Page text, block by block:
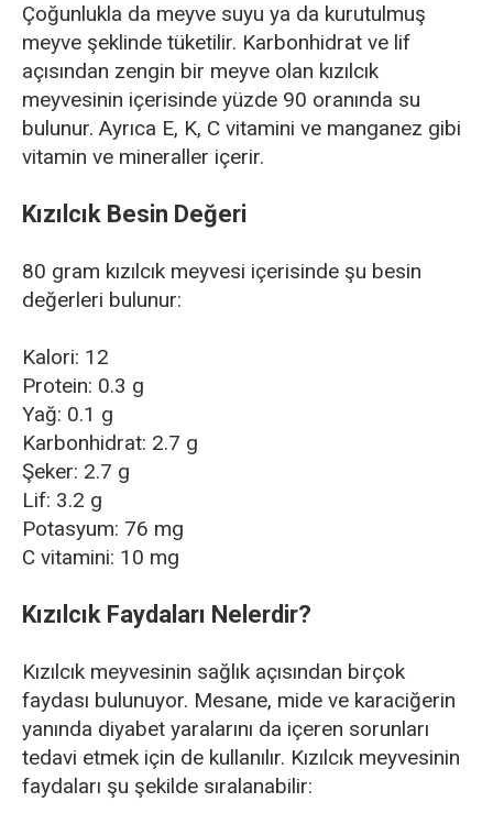
Çoğunlukla da meyve suyu ya da kurutulmuş
meyve şeklinde tüketilir. Karbonhidrat ve lif
açısından zengin bir meyve olan kızılcık
meyvesinin içerisinde yüzde 90 oranında su
bulunur. Ayrıca E, K, C vitamini ve manganez gibi
vitamin ve mineraller içerir.
Kızılcık Besin Değeri
80 gram kızılcık meyvesi içerisinde şu besin
değerleri bulunur:
Kalori: 12
Protein: 0.3 g
Yağ: 0.1 g
Karbonhidrat: 2.7 g
Şeker: 2.7 g
Lif: 3.2 g
Potasyum: 76 mg
C vitamini: 10 mg
Kızılcık Faydaları Nelerdir?
Kızılcık meyvesinin sağlık açısından birçok
faydası bulunuyor. Mesane, mide ve karaciğerin
yanında diyabet yaralarını da içeren sorunları
tedavi etmek için de kullanılır. Kızılcık meyvesinin
faydaları şu şekilde sıralanabilir: